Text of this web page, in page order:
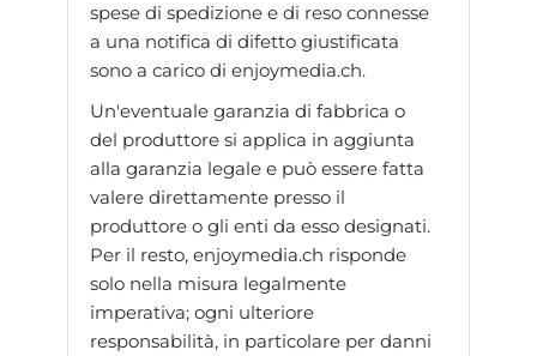
spese di spedizione e di reso connesse
a una notifica di difetto giustificata
sono a carico di enjoymedia.ch.
Un'eventuale garanzia di fabbrica o
del produttore si applica in aggiunta
alla garanzia legale e può essere fatta
valere direttamente presso il
produttore o gli enti da esso designati.
Per il resto, enjoymedia.ch risponde
solo nella misura legalmente
imperativa; ogni ulteriore
responsabilità, in particolare per danni